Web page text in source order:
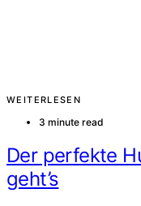
WEITERLESEN
3 minute read
Der perfekte
geht’s